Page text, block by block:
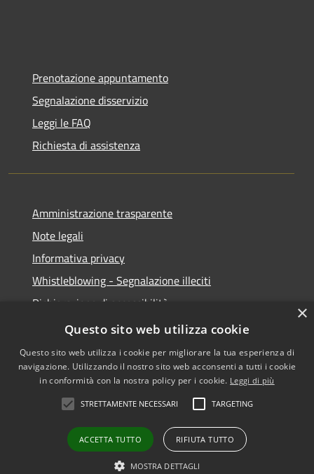
Prenotazione appuntamento
Segnalazione disservizio
Leggi le FAQ
Richiesta di assistenza
Amministrazione trasparente
Note legali
Informativa privacy
Whistleblowing - Segnalazione illeciti
Dichiarazione di accessibilità
Obiettivi di acessibilità
Accessibilità
Copyright © 2026 • Comune di
Voghera • Powered by
Municipium•
redazione
×
Questo sito web utilizza cookie
Questo sito web utilizza i cookie per migliorare la tua esperienza di
navigazione. Utilizzando il nostro sito web acconsenti a tutti i cookie
in conformità con la nostra policy per i cookie. Leggi di più
STRETTAMENTE NECESSARI TARGETING
ACCETTA TUTTO RIFIUTA TUTTO
MOSTRA DETTAGLI